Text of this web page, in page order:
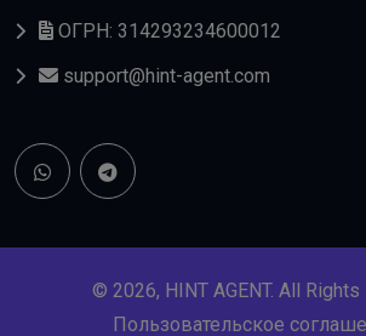
ОГРН: 314293234600012
support@hint-agent.com
© 2026, HINT AGENT. All Rights
Пользовательское